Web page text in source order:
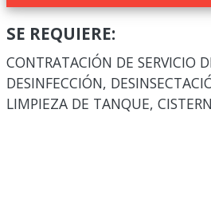
SE REQUIERE:
CONTRATACIÓN DE SERVICIO
DESINFECCIÓN,
LIMPIEZA DE TANQUE,